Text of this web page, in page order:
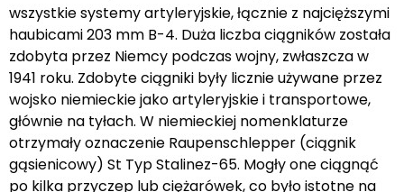
wszystkie systemy artyleryjskie, łącznie z najcięższymi
haubicami 203 mm B-4. Duża liczba ciągników została
zdobyta przez Niemcy podczas wojny, zwłaszcza w
1941 roku. Zdobyte ciągniki były licznie używane przez
wojsko niemieckie jako artyleryjskie i transportowe,
głównie na tyłach. W niemieckiej nomenklaturze
otrzymały oznaczenie Raupenschlepper (ciągnik
gąsienicowy) St Typ Stalinez-65. Mogły one ciągnąć
po kilka przyczep lub ciężarówek, co było istotne na